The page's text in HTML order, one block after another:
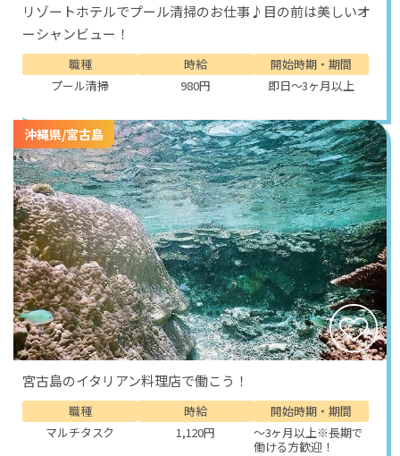
リゾートホテルでプール清掃のお仕事♪目の前は美しいオ
ーシャンビュー！
職種
プール清掃
時給
980円
開始時期・期間
即日～3ヶ月以上
沖縄県/宮古島
宮古島のイタリアン料理店で働こう！
職種
マルチタスク
時給
1,120円
開始時期・期間
～3ヶ月以上※長期で
働ける方歓迎！